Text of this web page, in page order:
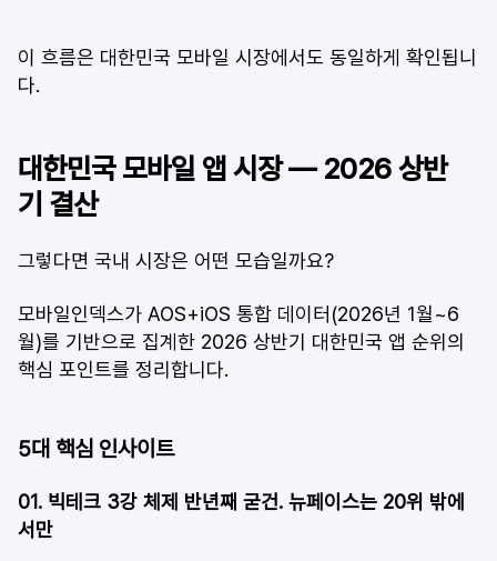
이 흐름은 대한민국 모바일 시장에서도 동일하게 확인됩니
다.
대한민국 모바일 앱 시장 — 2026 상반
기 결산
그렇다면 국내 시장은 어떤 모습일까요?
모바일인덱스가 AOS+iOS 통합 데이터(2026년 1월~6
월)를 기반으로 집계한 2026 상반기 대한민국 앱 순위의
핵심 포인트를 정리합니다.
5대 핵심 인사이트
01. 빅테크 3강 체제 반년째 굳건. 뉴페이스는 20위 밖에
서만